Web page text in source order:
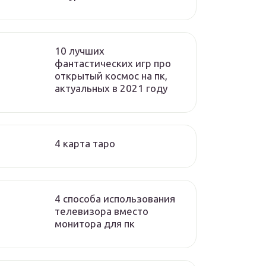
10 лучших
фантастических игр про
открытый космос на пк,
актуальных в 2021 году
4 карта таро
4 способа использования
телевизора вместо
монитора для пк